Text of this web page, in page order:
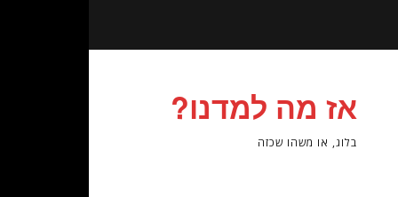
אז מה למדנו?
בלוג, או משהו שכזה